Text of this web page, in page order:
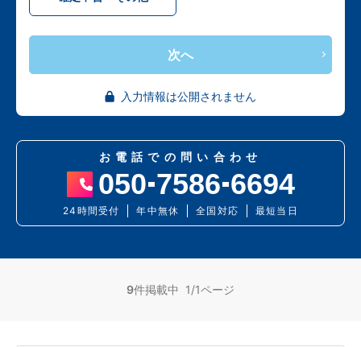
次へ
入力情報は公開されません
お電話での問い合わせ
050 7586 6694
24時間受付 年中無休 全国対応 最短当日
9件掲載中 1/1ページ